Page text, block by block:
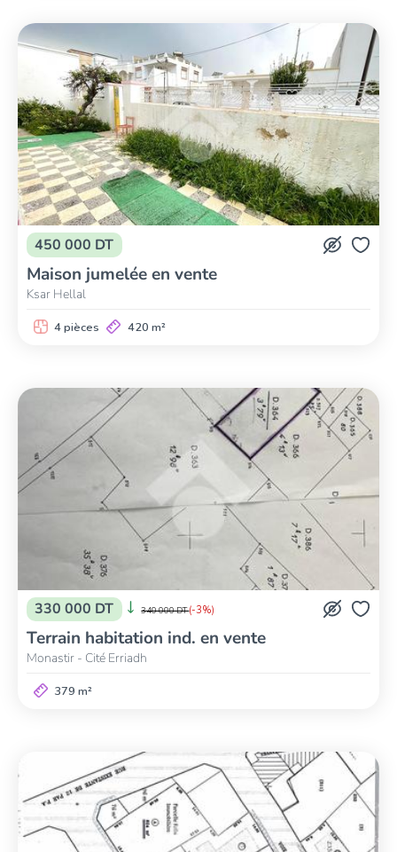
450 000 DT
Maison jumelée en vente
Ksar Hellal
4 pièces 420 m²
330 000 DT 340 000 DT(-3%)
Terrain habitation ind. en vente
Monastir - Cité Erriadh
379 m²